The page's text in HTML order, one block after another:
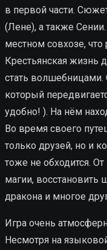
в первой части.
(Лене), а также
местном совхозе,
Крестьянская жизнь
стать волшебницами.
который
удобно! ). На нём
Во время своего
только друзей, но и
тоже не обходится.
магии, восстановить
дракона и многое
Игра очень
Несмотря на